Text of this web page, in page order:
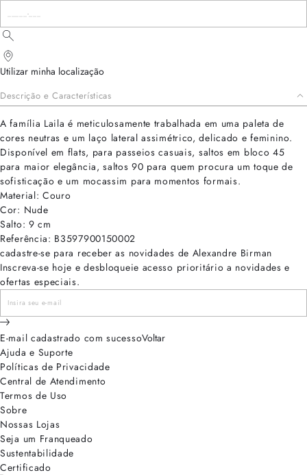
Utilizar minha localização
Descrição e Características
A família Laila é meticulosamente trabalhada em uma paleta de
cores neutras e um laço lateral assimétrico, delicado e feminino.
Disponível em flats, para passeios casuais, saltos em bloco 45
para maior elegância, saltos 90 para quem procura um toque de
sofisticação e um mocassim para momentos formais.
Material: Couro
Cor: Nude
Salto: 9 cm
Referência: B3597900150002
cadastre-se para receber as novidades de Alexandre Birman
Inscreva-se hoje e desbloqueie acesso prioritário a novidades e
ofertas especiais.
E-mail cadastrado com sucessoVoltar
Ajuda e Suporte
Políticas de Privacidade
Central de Atendimento
Termos de Uso
Sobre
Nossas Lojas
Seja um Franqueado
Sustentabilidade
Certificado